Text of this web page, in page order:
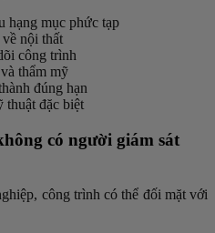
hạng mục phức tạp
nội thất
công trình
thẩm mỹ
đúng hạn
thuật đặc biệt
có người giám sát
công trình có thể đối mặt với